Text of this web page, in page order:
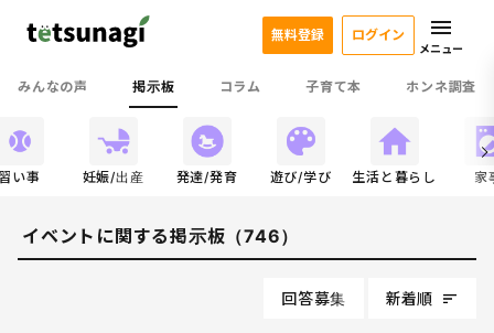
みんなの声 掲示板 コラム 子育て本 ホンネ調査
無料登録 ログイン
メニュー
い事 妊娠/出産 発達/発育 遊び/学び 生活と暮らし 家
イベントに関する掲示板（746）
回答募集 新着順